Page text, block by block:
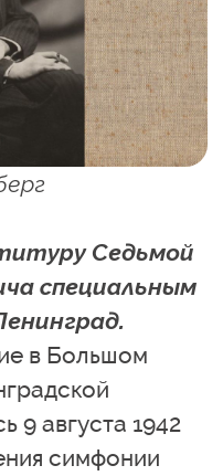
Седьмой
специальным
в Большом
9 августа 1942
симфонии